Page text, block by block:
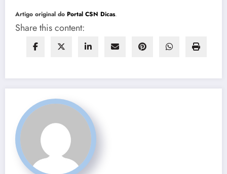
Artigo original do Portal CSN Dicas.
Share this content: